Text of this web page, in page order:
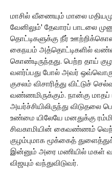
மாசில் வீணையும் மாலை
வேனிலும்' தேவாரப் பாடலை
தொட்டிகளுக்கு நீர்
கைநயம் அத்தொட்டிகளில்
கொண்டிருந்தது. பெற்ற தாய்
வளர்ப்பது போல் அவர் ஒவ்வொரு
குசலம் விசாரித்து விட்டுச்
வண்ணமிருக்கும். நான்கு
அயர்ச்சியிலிருந்து விடுதலை
உண்மை யிலேயே மனதுக்கு
சிவகாமியின் கைவண்ணம்
குழம்புமாக மூக்கைத்
இன்னும் அரை மணியில் மகள்
விஜயும் வந்துவிடுவர்.